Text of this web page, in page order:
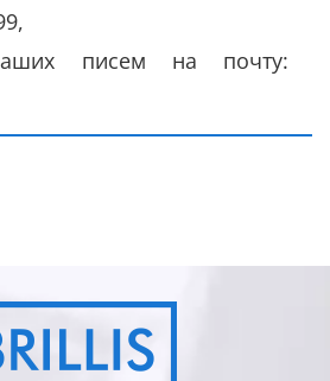
писем на почту: